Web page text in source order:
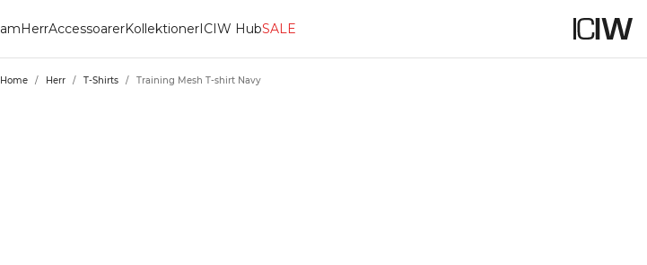
HerrAccessoarerKollektionerICIW HubSALE
Home / Herr / T-Shirts / Training Mesh T-shirt Navy